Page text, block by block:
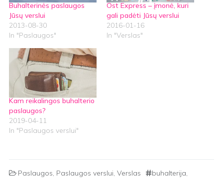
Buhalterinės paslaugos
Jūsų verslui
2013-08-30
In "Paslaugos"
Ost Express – įmonė, kuri
gali padėti Jūsų verslui
2016-01-16
In "Verslas"
Kam reikalingos buhalterio
paslaugos?
2019-04-11
In "Paslaugos verslui"
Paslaugos, Paslaugos verslui, Verslas buhalterija,